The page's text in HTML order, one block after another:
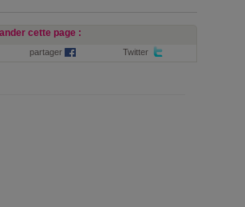
cette page :
partager Twitter